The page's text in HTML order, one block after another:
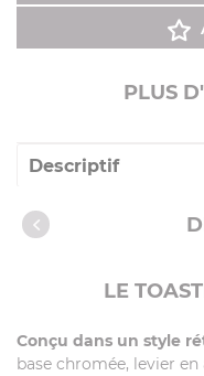
PLUS
Descriptif
Caractéristiques
LE
Conçu dans un style
base chromée, levier